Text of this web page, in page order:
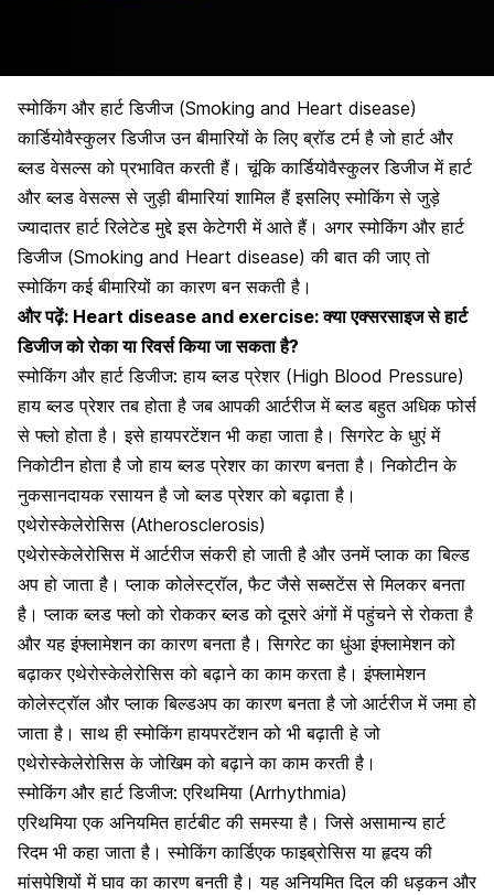
स्मोकिंग और हार्ट डिजीज (Smoking and Heart disease)
कार्डियोवैस्कुलर डिजीजउन बीमारियों के लिए ब्रॉड टर्म है जो हार्ट और
ब्लड वेसल्स को प्रभावित करती हैं। चूंकि कार्डियोवैस्कुलर डिजीज में हार्ट
और ब्लड वेसल्स से जुड़ी बीमारियां शामिल हैं इसलिए स्मोकिंग से जुड़े
ज्यादातर हार्ट रिलेटेड मुद्दे इस केटेगरी में आते हैं। अगर स्मोकिंग और हार्ट
डिजीज (Smoking and Heart disease) की बात की जाए तो
स्मोकिंग कई बीमारियों का कारण बन सकती है।
और पढ़ें: Heart disease and exercise: क्या एक्सरसाइज से हार्ट
डिजीज को रोका या रिवर्स किया जा सकता है?
स्मोकिंग और हार्ट डिजीज: हाय ब्लड प्रेशर (High Blood Pressure)
हाय ब्लड प्रेशर तब होता है जब आपकी आर्टरीजमें ब्लड बहुत अधिक फोर्स
से फ्लो होता है। इसे हायपरटेंशन भी कहा जाता है। सिगरेट के धुएं में
निकोटीन होता है जो हाय ब्लड प्रेशर का कारण बनता है। निकोटीन के
नुकसानदायक रसायन है जो ब्लड प्रेशर को बढ़ाता है।
एथेरोस्केलेरोसिस (Atherosclerosis)
एथेरोस्केलेरोसिस में आर्टरीज संकरी हो जाती है और उनमें प्लाक का बिल्ड
अप हो जाता है। प्लाक कोलेस्ट्रॉल, फैट जैसे सब्सटेंस से मिलकर बनता
है। प्लाक ब्लड फ्लो को रोककर ब्लड को दूसरे अंगों में पहुंचने से रोकता है
और यह इंफ्लामेशन का कारण बनता है। सिगरेट का धुंआ इंफ्लामेशन को
बढ़ाकर एथेरोस्केलेरोसिस को बढ़ाने का काम करता है। इंफ्लामेशन
कोलेस्ट्रॉल और प्लाक बिल्डअप का कारण बनता है जो आर्टरीज में जमा हो
जाता है। साथ ही स्मोकिंग हायपरटेंशन को भी बढ़ाती हे जो
एथेरोस्केलेरोसिस के जोखिम को बढ़ाने का काम करती है।
स्मोकिंग और हार्ट डिजीज: एरिथमिया (Arrhythmia)
एरिथमिया एक अनियमित हार्टबीट की समस्या है। जिसे असामान्य हार्ट
रिदम भी कहा जाता है। स्मोकिंग कार्डिएक फाइब्रोसिस या हृदय की
मांसपेशियों में घाव का कारण बनती है। यह अनियमित दिल की धड़कन और